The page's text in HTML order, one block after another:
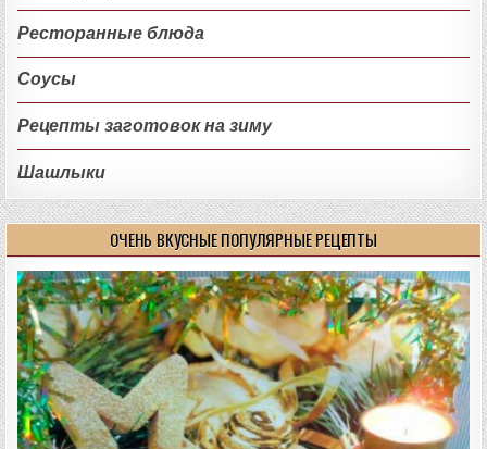
Ресторанные блюда
Соусы
Рецепты заготовок на зиму
Шашлыки
ОЧЕНЬ ВКУСНЫЕ ПОПУЛЯРНЫЕ РЕЦЕПТЫ